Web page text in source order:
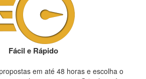
Fácil e Rápido
em até 48 horas e escolha o